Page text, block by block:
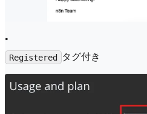
•
Registered タグ付き